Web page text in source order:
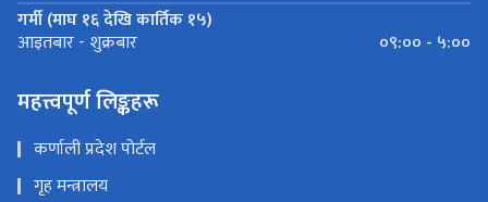
गर्मी (माघ १६ देखि कार्तिक १५)
आइतबार - शुक्रबार ०९:०० - ५:००
महत्त्वपूर्ण लिङ्कहरू
कर्णाली प्रदेश पोर्टल
गृह मन्त्रालय